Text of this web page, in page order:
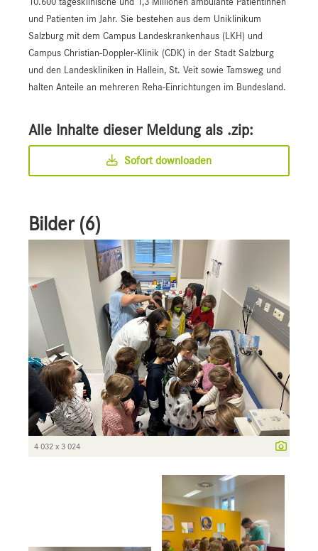
und Patienten im Jahr. Sie bestehen aus dem Uniklinikum
Salzburg mit dem Campus Landeskrankenhaus (LKH) und
Campus Christian-Doppler-Klinik (CDK) in der Stadt Salzburg
und den Landeskliniken in Hallein, St. Veit sowie Tamsweg und
halten Anteile an mehreren Reha-Einrichtungen im Bundesland.
Alle Inhalte dieser Meldung als .zip:
Sofort downloaden
Bilder (6)
4 032 x 3 024